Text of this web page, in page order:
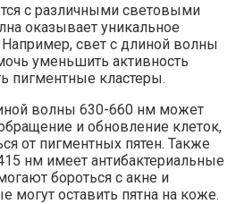
с различными световыми
оказывает уникальное
свет с длиной волны
уменьшить активность
пигментные кластеры.
волны 630-660 нм может
и обновление клеток,
от пигментных пятен. Также
нм имеет антибактериальные
бороться с акне и
могут оставить пятна на коже.